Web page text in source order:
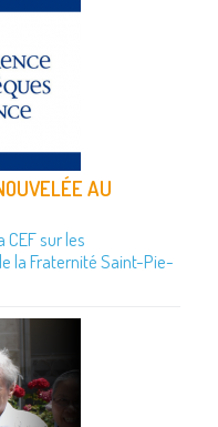
AU
sur les
la Fraternité Saint-Pie-